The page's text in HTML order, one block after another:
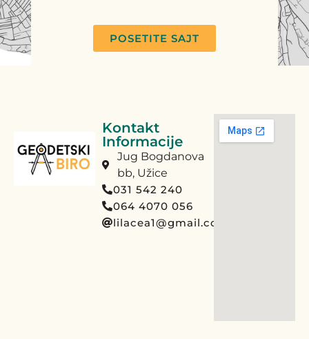
POSETITE SAJT
Kontakt
Informacije
Jug Bogdanova
bb, Užice
031 542 240
064 4070 056
lilacea1@gmail.com